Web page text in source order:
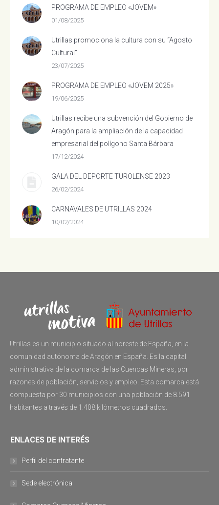
PROGRAMA DE EMPLEO «JOVEM»
01/08/2025
Utrillas promociona la cultura con su “Agosto
Cultural”
23/07/2025
PROGRAMA DE EMPLEO «JOVEM 2025»
19/06/2025
Utrillas recibe una subvención del Gobierno de
Aragón para la ampliación de la capacidad
empresarial del polígono Santa Bárbara
17/12/2024
GALA DEL DEPORTE TUROLENSE 2023
26/02/2024
CARNAVALES DE UTRILLAS 2024
10/02/2024
Utrillas es un municipio situado al noreste de España, en la
comunidad autónoma de Aragón en España. Es la capital
administrativa de la comarca de las Cuencas Mineras, por
razones de población, servicios y empleo. Esta comarca está
compuesta por 30 municipios con una población de 8.591
habitantes a través de 1.408 kilómetros cuadrados.
ENLACES DE INTERÉS
Perfil del contratante
Sede electrónica